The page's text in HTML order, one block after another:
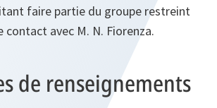
faire partie du groupe restreint
contact avec M. N. Fiorenza.
de renseignements